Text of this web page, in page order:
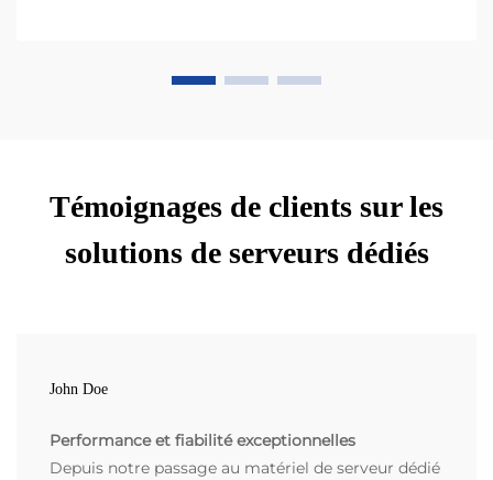
Témoignages de clients sur les
solutions de serveurs dédiés
John Doe
Performance et fiabilité exceptionnelles
Depuis notre passage au matériel de serveur dédié